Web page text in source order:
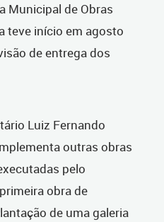
Municipal de Obras
teve início em agosto
de entrega dos
Luiz Fernando
outras obras
pelo
obra de
de uma galeria